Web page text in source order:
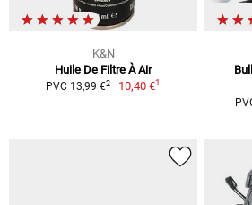
K&N
Huile De Filtre À Air
PVC 13,99 €2 10,40 €1